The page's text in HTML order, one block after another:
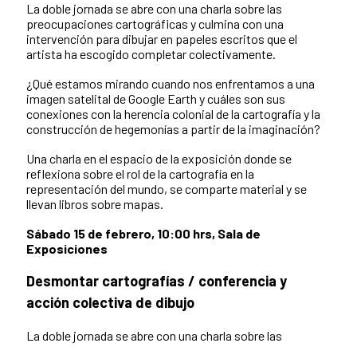
La doble jornada se abre con una charla sobre las
preocupaciones cartográficas y culmina con una
intervención para dibujar en papeles escritos que el
artista ha escogido completar colectivamente.
¿Qué estamos mirando cuando nos enfrentamos a una
imagen satelital de Google Earth y cuáles son sus
conexiones con la herencia colonial de la cartografía y la
construcción de hegemonías a partir de la imaginación?
Una charla en el espacio de la exposición donde se
reflexiona sobre el rol de la cartografía en la
representación del mundo, se comparte material y se
llevan libros sobre mapas.
Sábado 15 de febrero, 10:00 hrs, Sala de
Exposiciones
Desmontar cartografías / conferencia y
acción colectiva de dibujo
La doble jornada se abre con una charla sobre las